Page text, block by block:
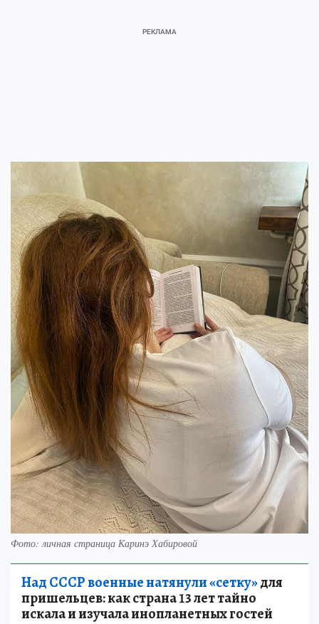
Фото: личная страница Каринэ Хабировой
Над СССР военные натянули «сетку»для
пришельцев: как страна 13 лет тайно
искала и изучала инопланетных гостей